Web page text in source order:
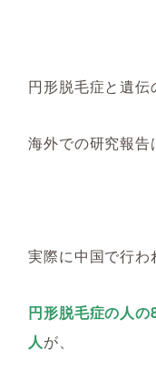
円形脱毛症と遺伝
海外での研究報告
実際に中国で行わ
円形脱毛症の人
人が、